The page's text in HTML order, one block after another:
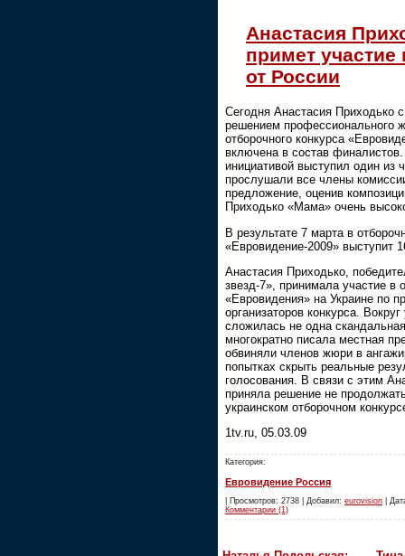
Анастасия
примет
от России
Сегодня Анастасия Приходько
решением профессионального
отборочного конкурса
включена в состав
инициативой выступил один из
прослушали все члены
предложение, оценив
Приходько «Мама» очень
В результате 7 марта в
«Евровидение-2009» выступит
Анастасия Приходько,
звезд-7», принимала участие в
«Евровидения» на Украине по
организаторов конкурса. Вокруг
сложилась не одна
многократно писала местная
обвиняли членов жюри в
попытках скрыть реальные
голосования. В связи с этим
приняла решение не
украинском отборочном
1tv.ru, 05.03.09
Категория:
Евровидение Россия
| Просмотров: 2738 | Добавил: eurovision |
Комментарии (1)